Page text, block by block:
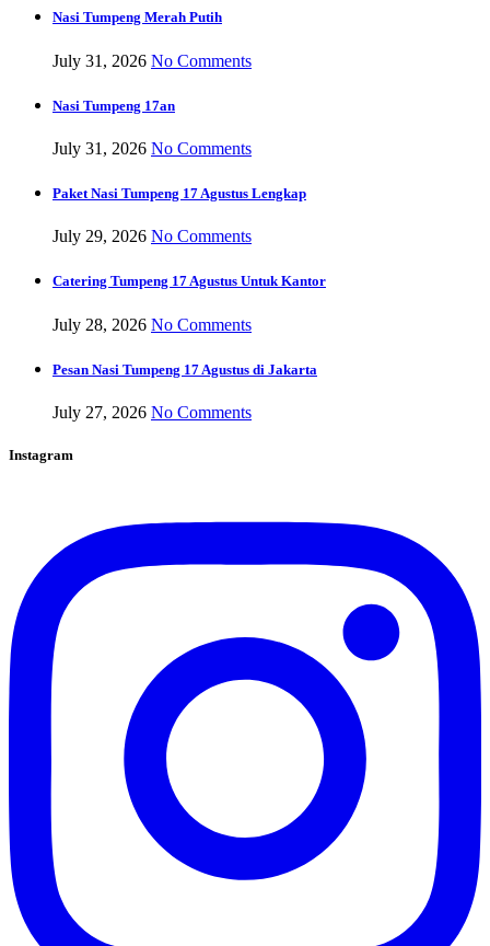
Nasi Tumpeng Merah Putih
July 31, 2026 No Comments
Nasi Tumpeng 17an
July 31, 2026 No Comments
Paket Nasi Tumpeng 17 Agustus Lengkap
July 29, 2026 No Comments
Catering Tumpeng 17 Agustus Untuk Kantor
July 28, 2026 No Comments
Pesan Nasi Tumpeng 17 Agustus di Jakarta
July 27, 2026 No Comments
Instagram